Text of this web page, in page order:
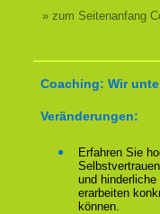
» zum Seitenanfang
Coaching: Wir
Veränderungen:
Erfahren Sie
und
erarbeiten
können.